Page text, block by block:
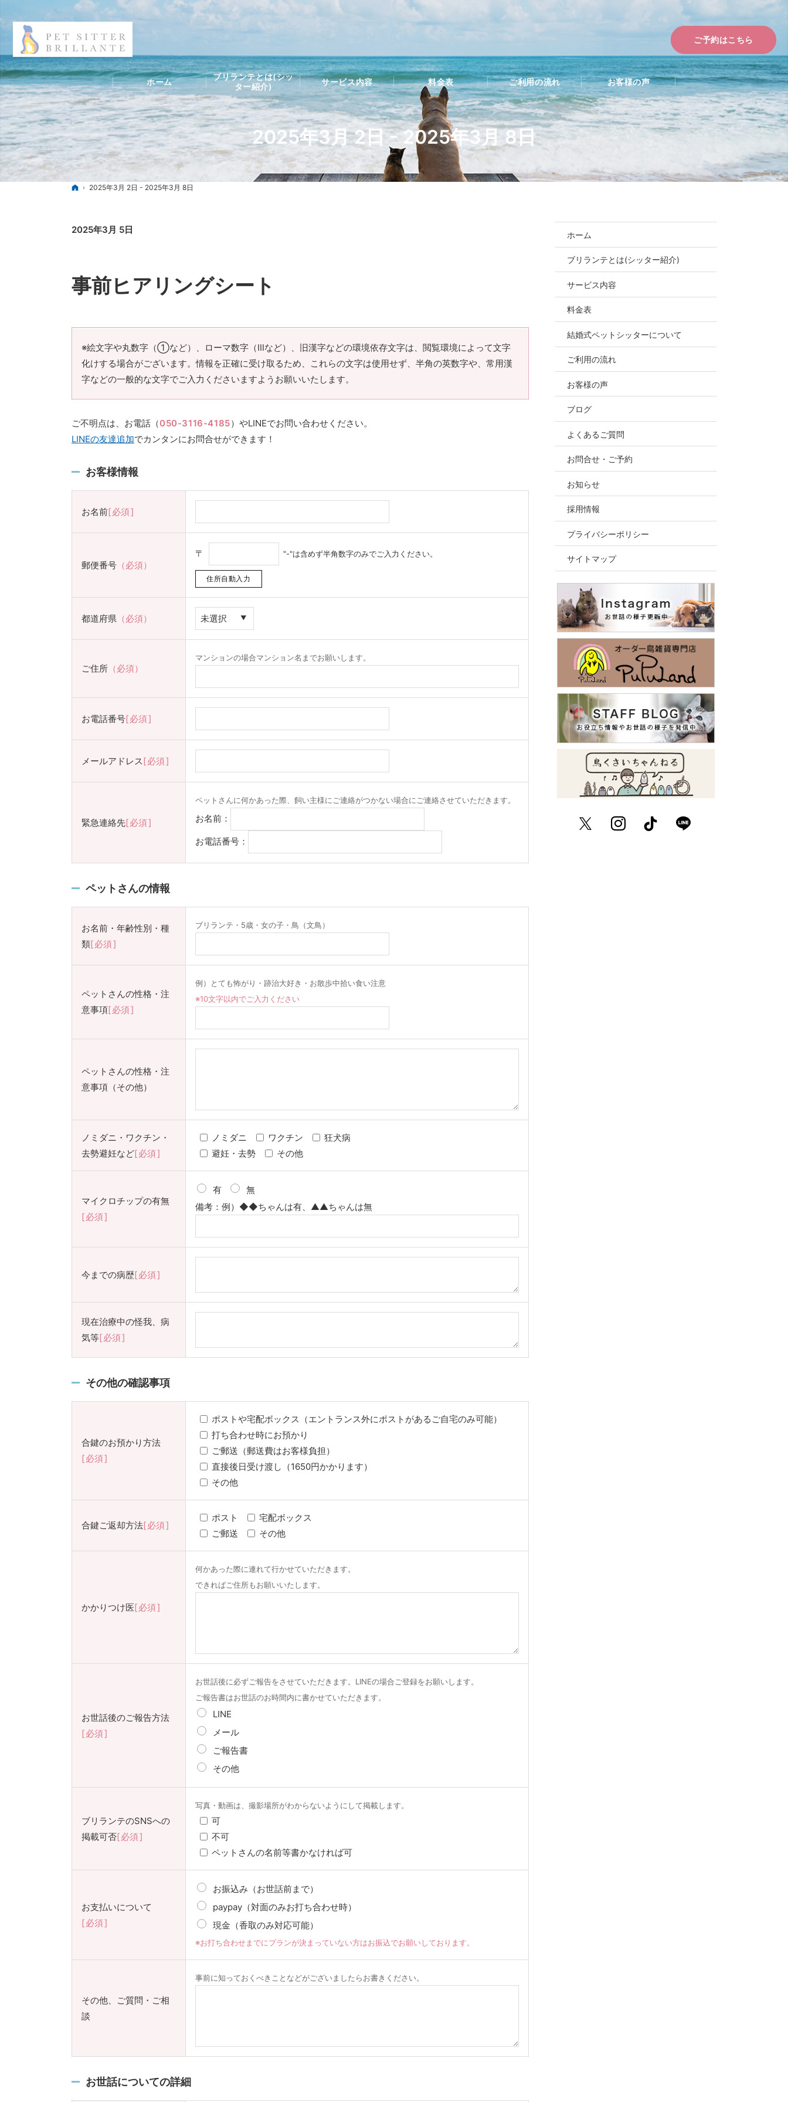
2025年3月 2日 - 2025年3月 8日
ホーム
2025年3月 2日 - 2025年3月 8日
2025年3月 5日
事前ヒアリングシート
※絵文字や丸数字（①など）、ローマ数字（Ⅲなど）、旧漢字などの環境依存文字は、閲覧環境によって文字
化けする場合がございます。情報を正確に受け取るため、これらの文字は使用せず、半角の英数字や、常用漢
字などの一般的な文字でご入力くださいますようお願いいたします。
ご不明点は、お電話（050-3116-4185）やLINEでお問い合わせください。
LINEの友達追加でカンタンにお問合せができます！
お客様情報
お名前 必須
郵便番号 （必須）
〒 "-"は含めず半角数字のみでご入力ください。
都道府県 （必須）
ご住所 （必須）
マンションの場合マンション名までお願いします。
お電話番号 必須
メールアドレス 必須
緊急連絡先 必須
ペットさんに何かあった際、飼い主様にご連絡がつかない場合にご連絡させていただきます。
お名前：
お電話番号：
ペットさんの情報
お名前・年齢性別・種
類 必須
ブリランテ・5歳・女の子・鳥（文鳥）
ペットさんの性格・注
意事項 必須
例）とても怖がり・跡治大好き・お散歩中拾い食い注意
※10文字以内でご入力ください
ペットさんの性格・注
意事項（その他）
ノミダニ・ワクチン・
去勢避妊など 必須
ノミダニ ワクチン
狂犬病
避妊・去勢
その他
マイクロチップの有無
必須
有
無
備考：例）◆◆ちゃんは有、▲▲ちゃんは無
今までの病歴 必須
現在治療中の怪我、病
気等 必須
その他の確認事項
合鍵のお預かり方法
必須
ポストや宅配ボックス（エントランス外にポストがあるご自宅のみ可能）
打ち合わせ時にお預かり
ご郵送（郵送費はお客様負担）
直接後日受け渡し（1650円かかります）
その他
合鍵ご返却方法 必須
ポスト
宅配ボックス
ご郵送
その他
かかりつけ医 必須
何かあった際に連れて行かせていただきます。
できればご住所もお願いいたします。
お世話後のご報告方法
必須
お世話後に必ずご報告をさせていただきます。LINEの場合ご登録をお願いします。
ご報告書はお世話のお時間内に書かせていただきます。
LINE
メール
ご報告書
その他
ブリランテのSNSへの
掲載可否 必須
写真・動画は、撮影場所がわからないようにして掲載します。
可
不可
ペットさんの名前等書かなければ可
お支払いについて
必須
お振込み（お世話前まで）
paypay（対面のみお打ち合わせ時）
現金（香取のみ対応可能）
※お打ち合わせまでにプランが決まっていない方はお振込でお願いしております。
その他、ご質問・ご相
談
事前に知っておくべきことなどがございましたらお書きください。
お世話についての詳細
ホーム
ブリランテとは(シッター紹介)
サービス内容
料金表
結婚式ペットシッターについて
ご利用の流れ
お客様の声
ブログ
よくあるご質問
お問合せ・ご予約
お知らせ
採用情報
プライバシーポリシー
サイトマップ
TwitterInstagramTikTok
ご予約はこちら
ホーム
ブリランテとは(シッ
ター紹介)
サービス内容 料金表 ご利用の流れ お客様の声